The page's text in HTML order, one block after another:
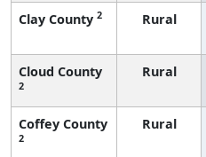
Clay County 2 Rural
Cloud County
2
Rural
Coffey County
2
Rural